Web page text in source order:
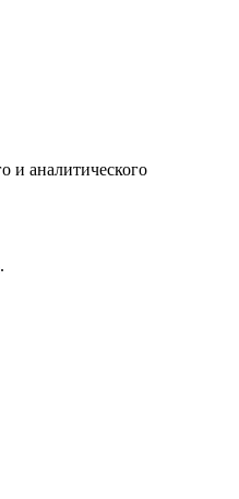
и аналитического
.